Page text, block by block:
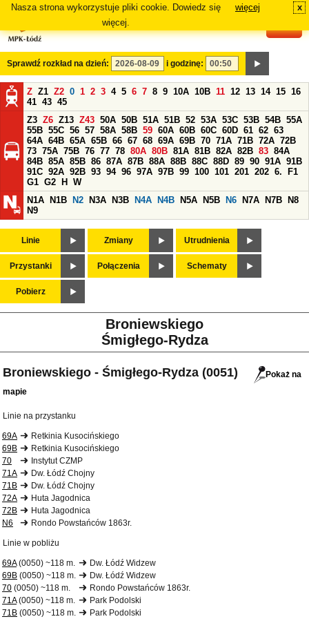
Nasza strona wykorzystuje pliki cookie. Dowiedz się
więcej.
więcej x
Sprawdź rozkład na dzień: i godzinę:
Z Z1 Z2 0 1 2 3 4 5 6 7 8 9 10A 10B 11 12 13 14 15 16
41 43 45
Z3 Z6 Z13 Z43 50A 50B 51A 51B 52 53A 53C 53B 54B 55A
55B 55C 56 57 58A 58B 59 60A 60B 60C 60D 61 62 63
64A 64B 65A 65B 66 67 68 69A 69B 70 71A 71B 72A 72B
73 75A 75B 76 77 78 80A 80B 81A 81B 82A 82B 83 84A
84B 85A 85B 86 87A 87B 88A 88B 88C 88D 89 90 91A 91B
91C 92A 92B 93 94 96 97A 97B 99 100 101 201 202 6.
F1
G1 G2 H
W
N1A
N1B N2 N3A N3B N4A N4B N5A N5B N6 N7A N7B
N8
N9
Linie Zmiany Utrudnienia
Przystanki Połączenia Schematy
Pobierz
Broniewskiego
Śmigłego-Rydza
Broniewskiego - Śmigłego-Rydza (0051)
Pokaż na
mapie
Linie na przystanku
69A
Retkinia Kusocińskiego
69B
Retkinia Kusocińskiego
70
Instytut CZMP
71A
Dw. Łódź Chojny
71B
Dw. Łódź Chojny
72A
Huta Jagodnica
72B
Huta Jagodnica
N6
Rondo Powstańców 1863r.
Linie w pobliżu
69A(0050) ~118 m.
Dw. Łódź Widzew
69B (0050) ~118 m.
Dw. Łódź Widzew
70 (0050) ~118 m.
Rondo Powstańców 1863r.
71A(0050) ~118 m.
Park Podolski
71B (0050) ~118 m. Park Podolski